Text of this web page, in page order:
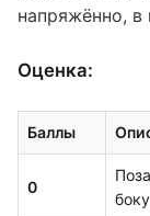
напряжённо, в
Оценка:
Баллы
0